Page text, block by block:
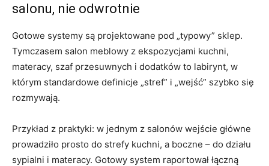
salonu, nie odwrotnie
Gotowe systemy są projektowane pod „typowy” sklep.
Tymczasem salon meblowy z ekspozycjami kuchni,
materacy, szaf przesuwnych i dodatków to labirynt, w
którym standardowe definicje „stref” i „wejść” szybko się
rozmywają.
Przykład z praktyki: w jednym z salonów wejście główne
prowadziło prosto do strefy kuchni, a boczne – do działu
sypialni i materacy. Gotowy system raportował łączną